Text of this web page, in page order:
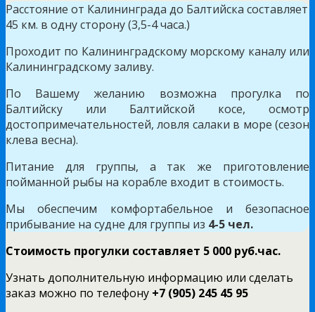
Расстояние от Калининграда до Балтийска составляет
45 км. в одну сторону (3,5-4 часа.)
Проходит по Калининградскому морскому каналу или
Калининградскому заливу.
По Вашему желанию возможна прогулка по
Балтийску или Балтийской косе, осмотр
достопримечательностей, ловля салаки в море (сезон
клева весна).
Питание для группы, а так же приготовление
пойманной рыбы на корабле входит в стоимость.
Мы обеспечим комфортабельное и безопасное
прибывание на судне для группы из 4-5 чел.
Стоимость прогулки составляет 5 000 руб.час.
Узнать дополнительную информацию или сделать
заказ можно по телефону +7 (905) 245 45 95